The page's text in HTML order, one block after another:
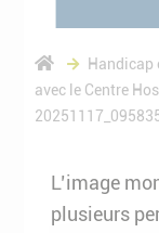
Handicap
avec le Centre
L’image
plusieurs